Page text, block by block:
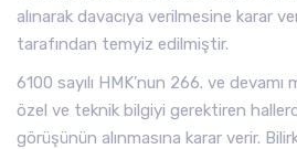
alınarak davacıya verilmesine karar
tarafından temyiz edilmiştir.
6100 sayılı HMK’nun 266. ve
özel ve teknik bilgiyi gerektiren
görüşünün alınmasına karar verir.